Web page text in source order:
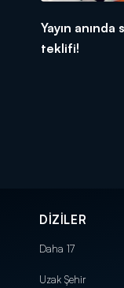
Yayın
teklifi!
DİZİLER
Daha 17
Uzak Şehir